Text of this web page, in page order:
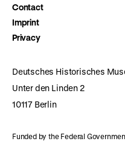
Contact
Imprint
Privacy
Deutsches Historisches
Unter den Linden 2
10117 Berlin
Funded by the Federal